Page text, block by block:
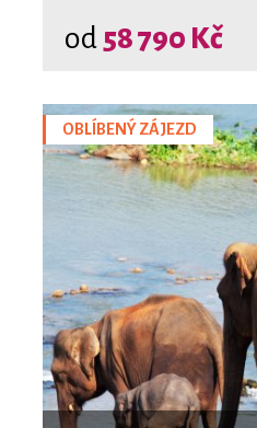
od 58 790 Kč
OBLÍBENÝ ZÁJEZD